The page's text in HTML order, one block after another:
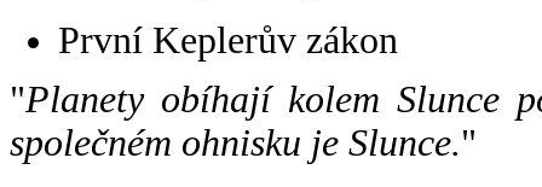
První Keplerův zákon
"Planety obíhají kolem Slunce
společném ohnisku je Slunce."